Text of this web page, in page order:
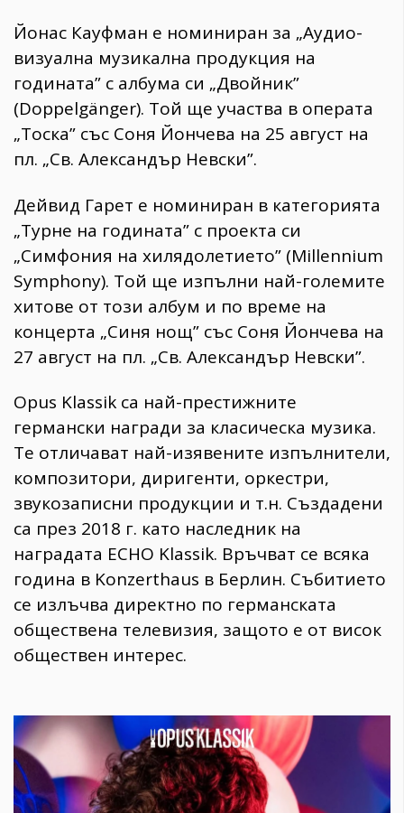
Йонас Кауфман е номиниран за „Аудио-
визуална музикална продукция на
годината” с албума си „Двойник”
(Doppelgänger). Той ще участва в операта
„Тоска” със Соня Йончева на 25 август на
пл. „Св. Александър Невски”.
Дейвид Гарет е номиниран в категорията
„Турне на годината” с проекта си
„Симфония на хилядолетието” (Millennium
Symphony). Той ще изпълни най-големите
хитове от този албум и по време на
концерта „Синя нощ” със Соня Йончева на
27 август на пл. „Св. Александър Невски”.
Opus Klassik са най-престижните
германски награди за класическа музика.
Те отличават най-изявените изпълнители,
композитори, диригенти, оркестри,
звукозаписни продукции и т.н. Създадени
са през 2018 г. като наследник на
наградата ECHO Klassik. Връчват се всяка
година в Konzerthaus в Берлин. Събитието
се излъчва директно по германската
обществена телевизия, защото е от висок
обществен интерес.